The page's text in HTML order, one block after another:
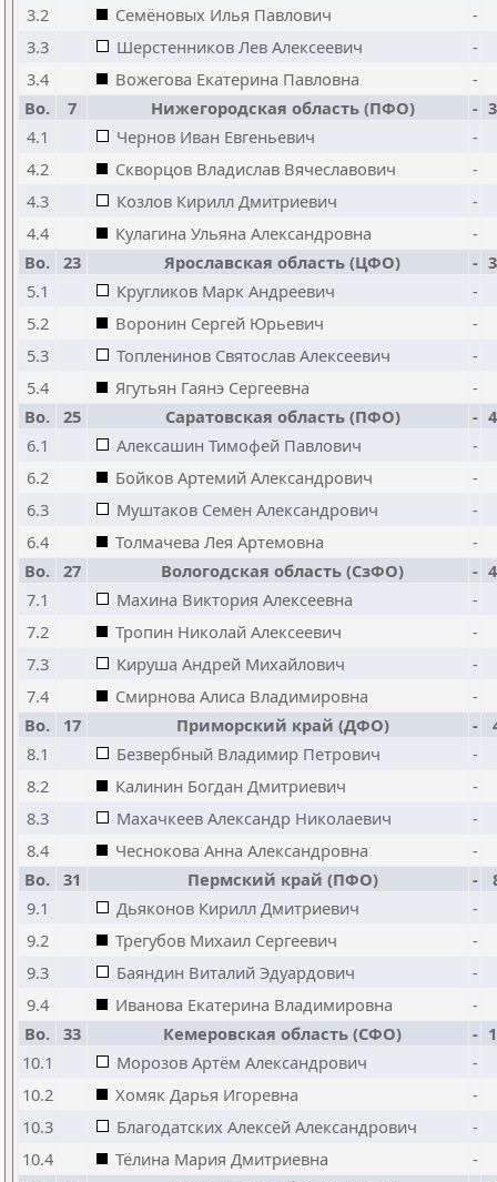
3.2
Семёновых Илья Павлович
-
3.3
Шерстенников Лев Алексеевич
-
3.4
Вожегова Екатерина Павловна
-
Bo.
7 Нижегородская область (ПФО) -
4.1
Чернов Иван Евгеньевич
-
4.2
Скворцов Владислав Вячеславович
-
4.3
Козлов Кирилл Дмитриевич
-
4.4
Кулагина Ульяна Александровна
-
Bo. 23 Ярославская область (ЦФО) -
5.1
Кругликов Марк Андреевич
-
5.2
Воронин Сергей Юрьевич
-
5.3
Топленинов Святослав Алексеевич
-
5.4
Ягутьян Гаянэ Сергеевна
-
Bo. 25 Саратовская область (ПФО) -
6.1
Алексашин Тимофей Павлович
-
6.2
Бойков Артемий Александрович
-
6.3
Муштаков Семен Александрович
-
6.4
Толмачева Лея Артемовна
-
Bo. 27 Вологодская область (СзФО) -
7.1
Махина Виктория Алексеевна
-
7.2
Тропин Николай Алексеевич
-
7.3
Кируша Андрей Михайлович
-
7.4
Смирнова Алиса Владимировна
-
Bo.
17 Приморский край (ДФО) -
8.1
Безвербный Владимир Петрович
-
8.2
Калинин Богдан Дмитриевич
-
8.3
Махачкеев Александр Николаевич
-
8.4
Чеснокова Анна Александровна
-
Bo. 31 Пермский край (ПФО) -
9.1
Дьяконов Кирилл Дмитриевич
-
9.2
Трегубов Михаил Сергеевич
-
9.3
Баяндин Виталий Эдуардович
-
9.4
Иванова Екатерина Владимировна
-
Bo. 33 Кемеровская область (СФО) -
10.1
Морозов Артём Александрович
-
10.2
Хомяк Дарья Игоревна
-
10.3
Благодатских Алексей Александрович
-
10.4
Тёлина Мария Дмитриевна
-